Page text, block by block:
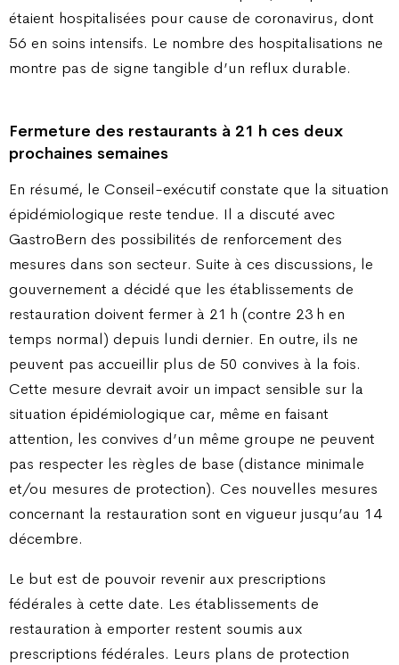
étaient hospitalisées pour cause de coronavirus, dont
56 en soins intensifs. Le nombre des hospitalisations ne
montre pas de signe tangible d’un reflux durable.
Fermeture des restaurants à 21 h ces deux
prochaines semaines
En résumé, le Conseil-exécutif constate que la situation
épidémiologique reste tendue. Il a discuté avec
GastroBern des possibilités de renforcement des
mesures dans son secteur. Suite à ces discussions, le
gouvernement a décidé que les établissements de
restauration doivent fermer à 21 h (contre 23 h en
temps normal) depuis lundi dernier. En outre, ils ne
peuvent pas accueillir plus de 50 convives à la fois.
Cette mesure devrait avoir un impact sensible sur la
situation épidémiologique car, même en faisant
attention, les convives d’un même groupe ne peuvent
pas respecter les règles de base (distance minimale
et/ou mesures de protection). Ces nouvelles mesures
concernant la restauration sont en vigueur jusqu’au 14
décembre.
Le but est de pouvoir revenir aux prescriptions
fédérales à cette date. Les établissements de
restauration à emporter restent soumis aux
prescriptions fédérales. Leurs plans de protection